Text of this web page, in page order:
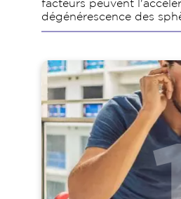
facteurs peuvent
dégénérescence des
Image